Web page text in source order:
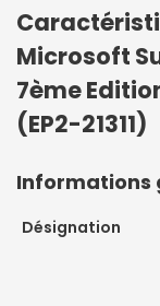
Microsoft
7ème
(EP2-21311)
Informations
Désignation